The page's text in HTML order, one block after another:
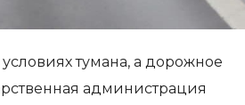
тумана, а дорожное
администрация